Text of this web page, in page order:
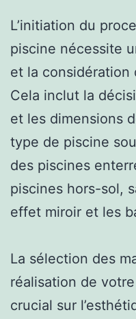
L’initiation du
piscine nécessite
et la considération
Cela inclut la
et les dimensions
type de piscine
des piscines
piscines hors-sol,
effet miroir et les
La sélection des
réalisation de
crucial sur